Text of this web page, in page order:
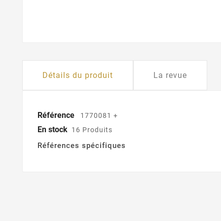
Détails du produit La revue
Référence 1770081 +
En stock 16 Produits
Références spécifiques